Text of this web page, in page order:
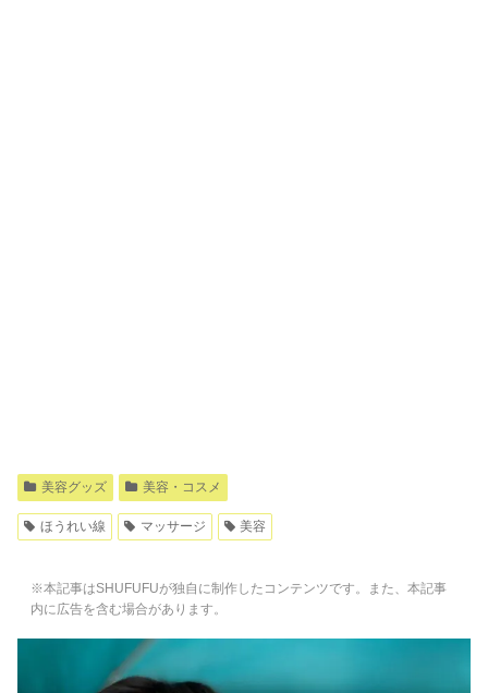
美容グッズ 美容・コスメ
ほうれい線 マッサージ 美容
※本記事はSHUFUFUが独自に制作したコンテンツです。また、本記事
内に広告を含む場合があります。